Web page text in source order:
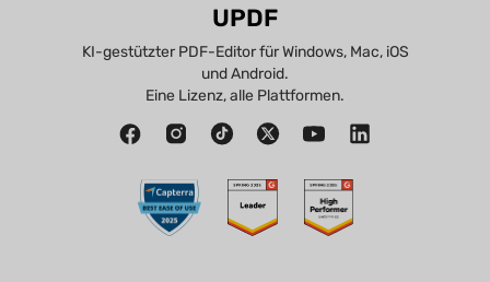
UPDF
KI-gestützter PDF-Editor für Windows, Mac, iOS
und Android.
Eine Lizenz, alle Plattformen.